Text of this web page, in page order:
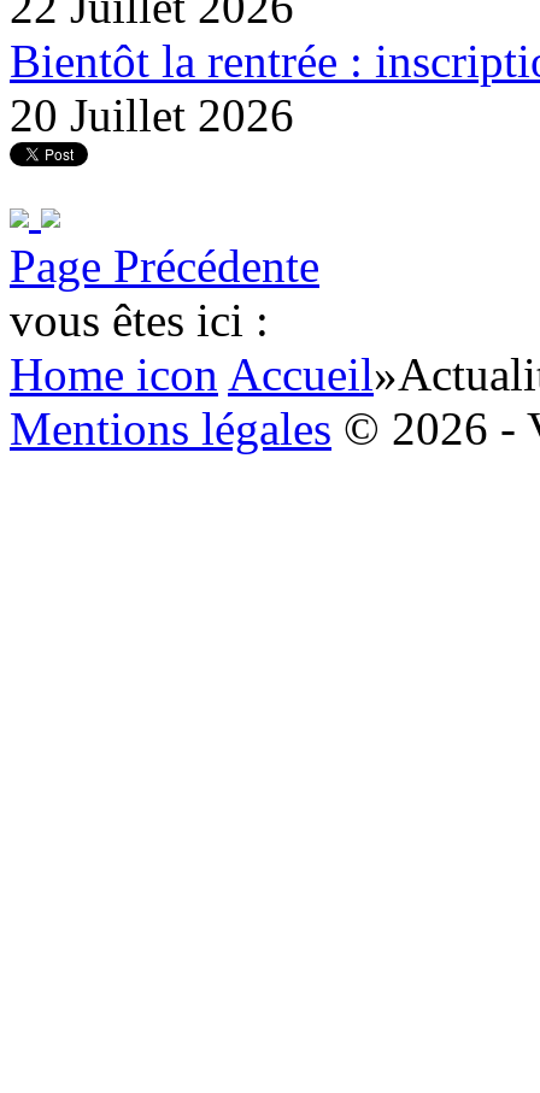
Bientôt la rentrée :
20 Juillet 2026
Page Précédente
vous êtes ici :
Home icon Accueil»
Mentions légales © 2026 -